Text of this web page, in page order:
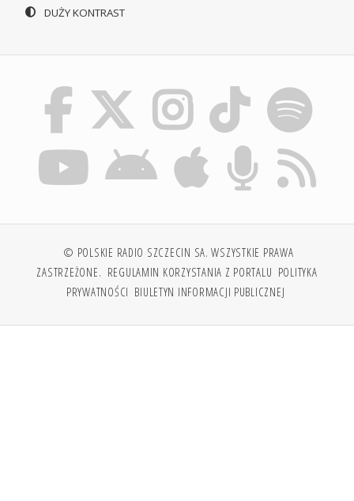
DUŻY KONTRAST
© POLSKIE RADIO SZCZECIN SA. WSZYSTKIE PRAWA
ZASTRZEŻONE. REGULAMIN KORZYSTANIA Z PORTALU POLITYKA
PRYWATNOŚCI BIULETYN INFORMACJI PUBLICZNEJ